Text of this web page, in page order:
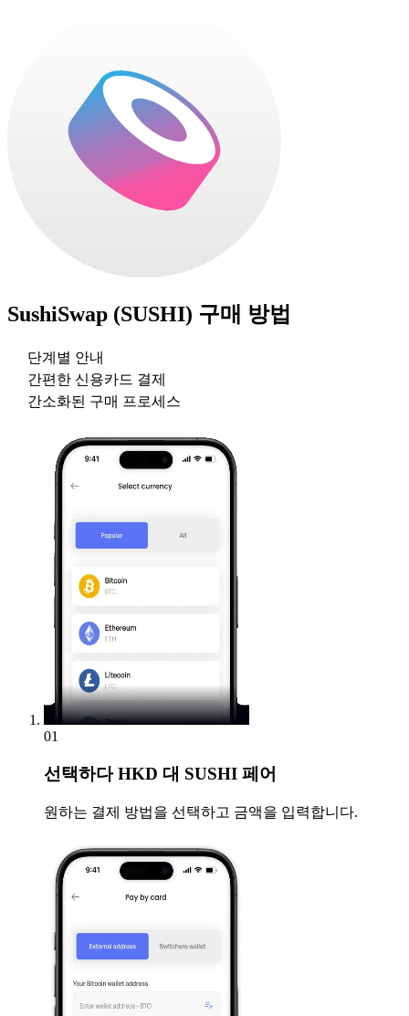
SushiSwap (SUSHI) 구매 방법
단계별 안내
간편한 신용카드 결제
간소화된 구매 프로세스
01
선택하다HKD 대 SUSHI 페어
원하는 결제 방법을 선택하고 금액을 입력합니다.